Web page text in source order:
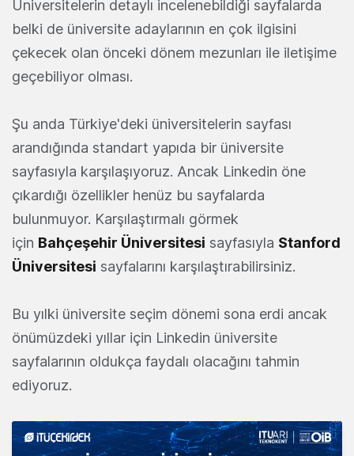
Üniversitelerin detaylı incelenebildiği sayfalarda
belki de üniversite adaylarının en çok ilgisini
çekecek olan önceki dönem mezunları ile iletişime
geçebiliyor olması.
Şu anda Türkiye'deki üniversitelerin sayfası
arandığında standart yapıda bir üniversite
sayfasıyla karşılaşıyoruz. Ancak Linkedin öne
çıkardığı özellikler henüz bu sayfalarda
bulunmuyor. Karşılaştırmalı görmek
için Bahçeşehir Üniversitesi sayfasıyla Stanford
Üniversitesi sayfalarını karşılaştırabilirsiniz.
Bu yılki üniversite seçim dönemi sona erdi ancak
önümüzdeki yıllar için Linkedin üniversite
sayfalarının oldukça faydalı olacağını tahmin
ediyoruz.